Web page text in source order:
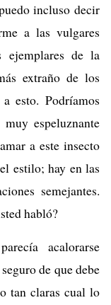
incluso decir
a las vulgares
ejemplares de la
extraño de los
esto. Podríamos
espeluznante
a este insecto
estilo; hay en las
semejantes.
habló?
acalorarse
de que debe
tan claras cual lo